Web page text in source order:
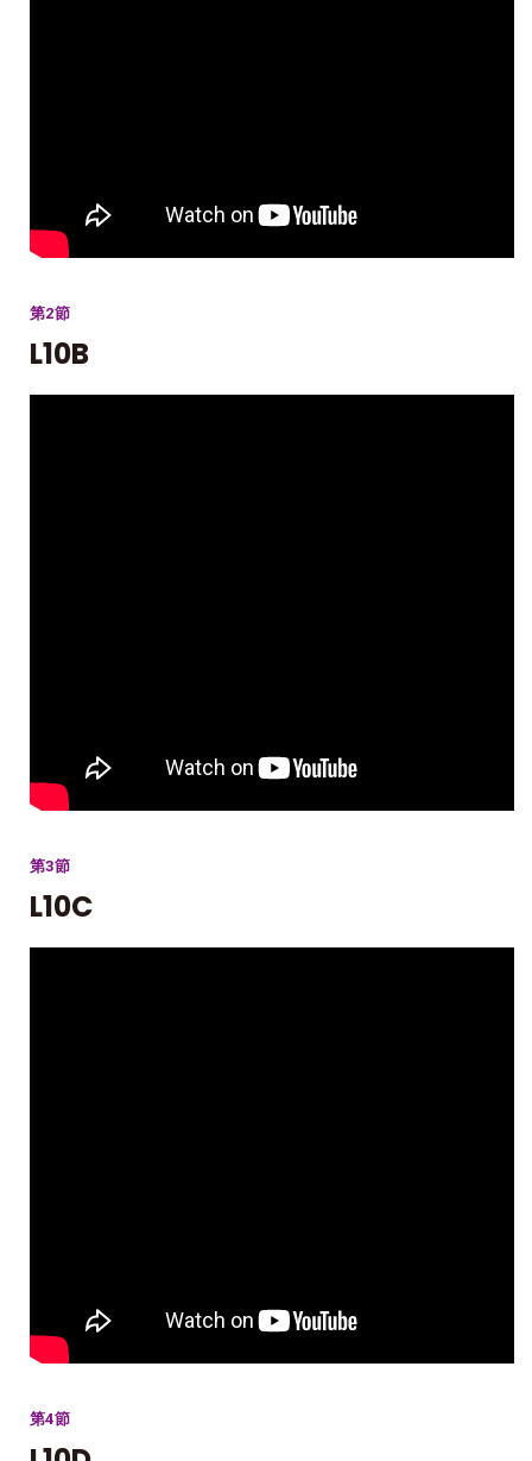
第2節
L10B
第3節
L10C
第4節